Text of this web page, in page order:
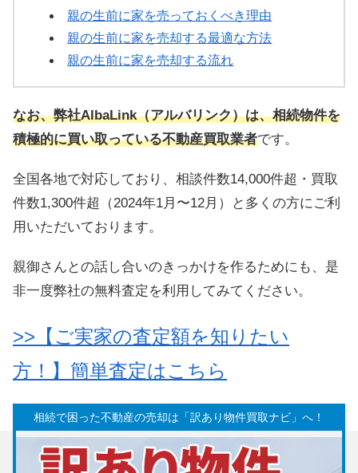
親の生前に家を売っておくべき理由
親の生前に家を売却する最適な方法
親の生前に家を売却する流れ
なお、弊社AlbaLink（アルバリンク）は、相続物件を
積極的に買い取っている不動産買取業者です。
全国各地で対応しており、 相談件数14,000件超・買取
件数1,300件超
（2024年1月〜12月）と多くの方にご利
用いただいております。
親御さんとの話し合いのきっかけを作るためにも、是
非一度弊社の無料査定を利用してみてください。
>>【ご実家の査定額を知りたい
方！】簡単査定はこちら
相続で困った不動産の売却は「訳あり物件買取ナビ」へ！